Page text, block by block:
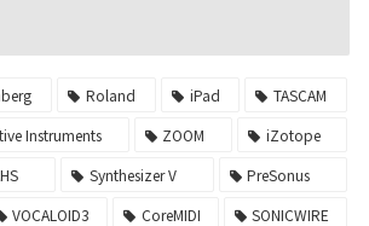
Roland iPad
TASCAM
Instruments ZOOM
iZotope
Synthesizer V
PreSonus
VOCALOID3 CoreMIDI
SONICWIRE